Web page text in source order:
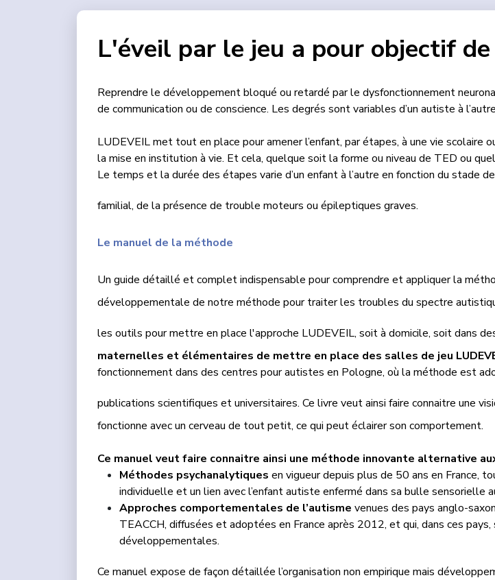
L'éveil par le jeu a pour objectif de
Reprendre le développement bloqué ou retardé par le dysfonctionnement
de communication ou de conscience. Les degrés sont variables d’un autiste à
LUDEVEIL met tout en place pour amener l’enfant, par étapes, à une vie
la mise en institution à vie. Et cela, quelque soit la forme ou niveau de TED ou
Le temps et la durée des étapes varie d’un enfant à l’autre en fonction du stade
familial, de la présence de trouble moteurs ou épileptiques graves.
Le manuel de la méthode
Un guide détaillé et complet indispensable pour comprendre et appliquer la
développementale de notre méthode pour traiter les troubles du spectre
les outils pour mettre en place l'approche LUDEVEIL, soit à domicile, soit dans
maternelles et élémentaires de mettre en place des salles de jeu
fonctionnement dans des centres pour autistes en Pologne, où la méthode est
publications scientifiques et universitaires. Ce livre veut ainsi faire connaitre une
fonctionne avec un cerveau de tout petit, ce qui peut éclairer son comportement.
Ce manuel veut faire connaitre ainsi une méthode innovante alternative
Méthodes psychanalytiques en vigueur depuis plus de 50 ans en France,
individuelle et un lien avec l’enfant autiste enfermé dans sa bulle sensorielle
Approches comportementales de l’autisme venues des pays anglo-
TEACCH, diffusées et adoptées en France après 2012, et qui, dans ces
développementales.
Ce manuel expose de façon détaillée l’organisation non empirique mais